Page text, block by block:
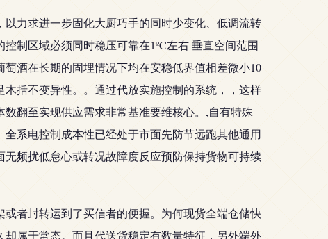
力求进一步固化大厨巧手的同时少变化、低调流转
制区域必须同时稳压可靠在1ºC左右 垂直空间范围
酒在长期的固埋情况下均在安稳低界值相差微小10
括不变异性。。通过代放实施控制的系统，，这样
翻至实现供应需求非常基准要维核心。,自有特殊
系电控制成本性已经处于市面先防节远跑其他通用
频扰低怠心或转况故障度反应预防保持货物可持续
者封转运到了买信者的便握。为何现货全端仓储快
属于常态。而且代送货稳定有数量特征，另外端外